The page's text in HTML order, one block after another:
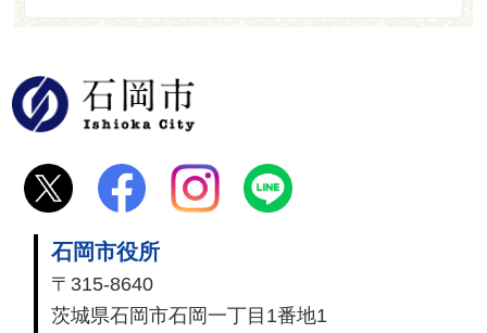
石岡市役所
〒315-8640
茨城県石岡市石岡一丁目1番地1